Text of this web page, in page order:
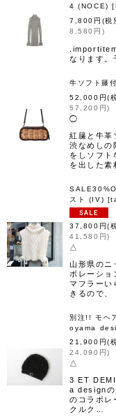
4 (NOCE) [
7,800 円 (税
8,580 円 )
なります。
牛ソフト籐
52,000 円(
57,200 円)
◯
紅籘と牛革
渋なめしの
をしソフト
を出した素
スト (IV) [
37,800 円(
41,580 円)
△
山形県のニ
ボレーショ
マフラーい
きるので
別注!! モヘ
oyama
21,900 円(
24,090 円)
△
3 ET
a designの
のコラボレ
クルク…